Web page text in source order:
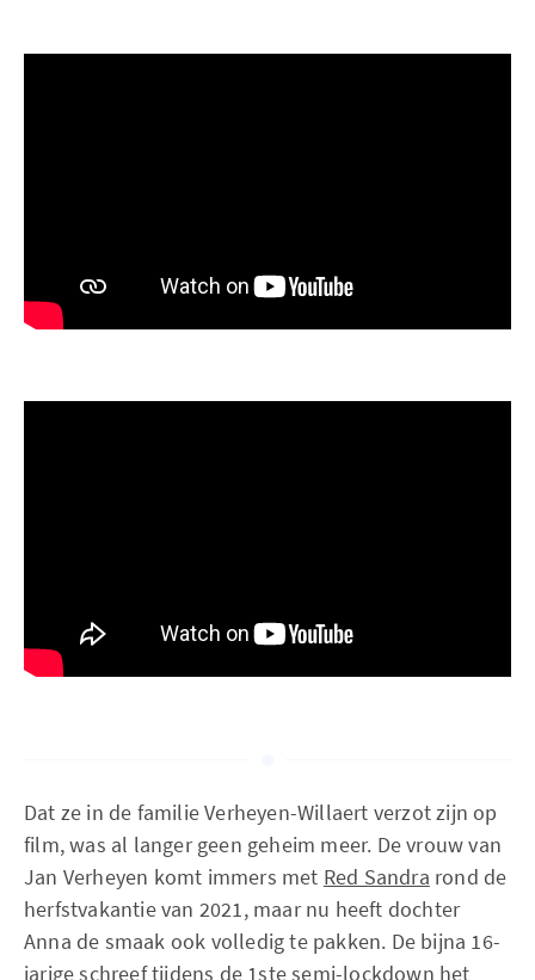
Dat ze in de familie Verheyen-Willaert verzot zijn op
film, was al langer geen geheim meer. De vrouw van
Jan Verheyen komt immers met Red Sandra rond de
herfstvakantie van 2021, maar nu heeft dochter
Anna de smaak ook volledig te pakken. De bijna 16-
jarige schreef tijdens de 1ste semi-lockdown het